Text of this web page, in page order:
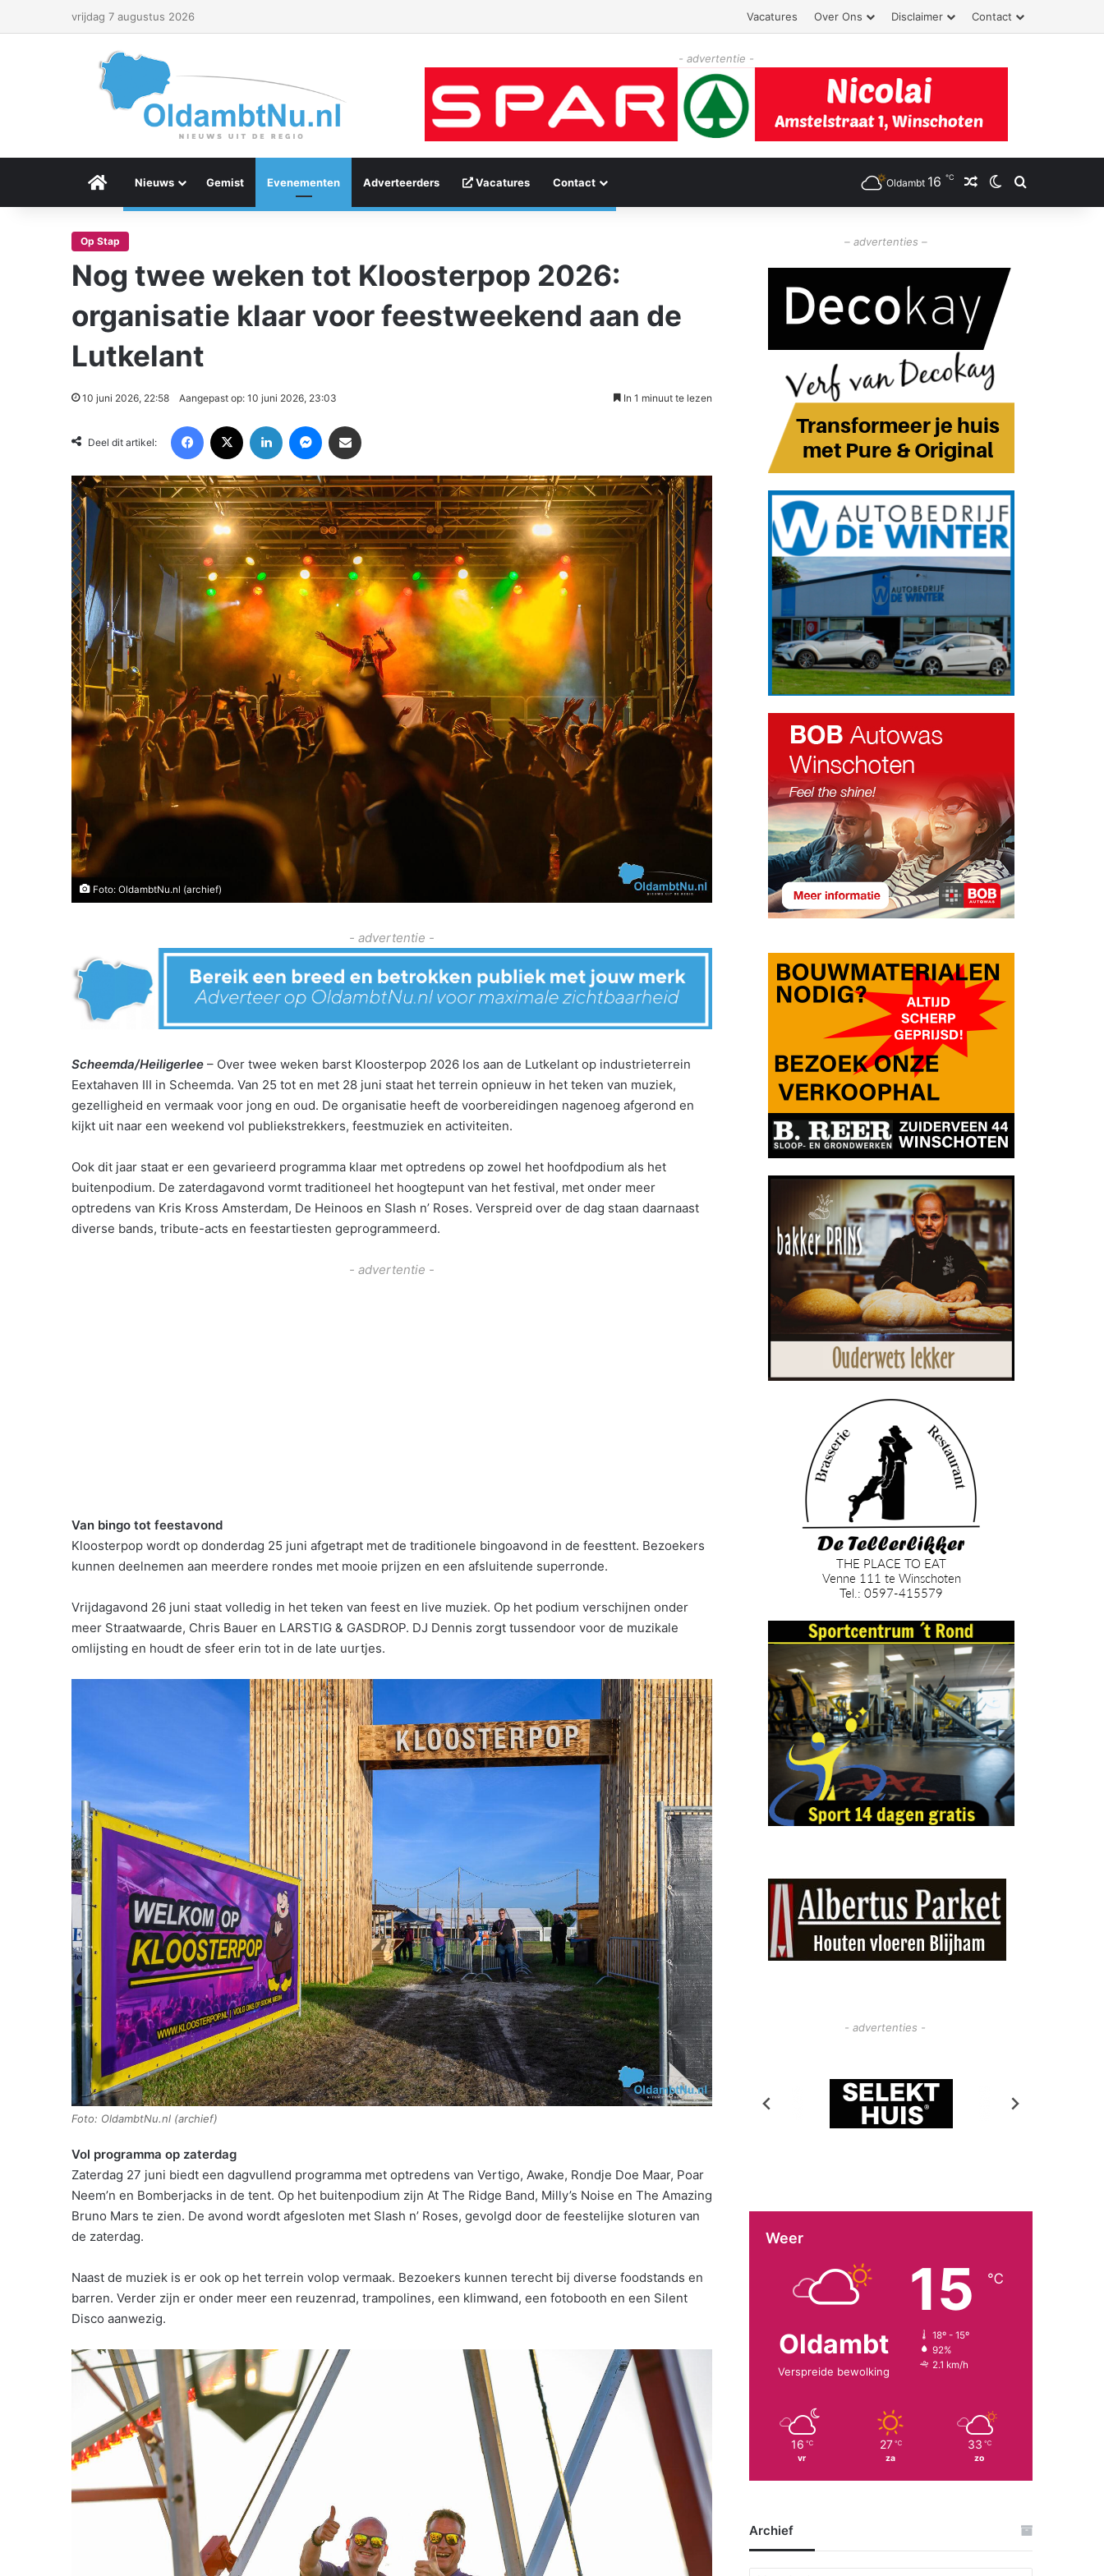
vrijdag 7 augustus 2026 Vacatures Over Ons Disclaimer Contact
- advertentie -
Menu Item
Nieuws Gemist Evenementen Adverteerders Vacatures Contact Oldambt 16 ℃ Willekeurig artikel
Switch skin
Zoeken
Op Stap
Nog twee weken tot Kloosterpop 2026:
organisatie klaar voor feestweekend aan de
Lutkelant
10 juni 2026, 22:58 Aangepast op: 10 juni 2026, 23:03 In 1 minuut te lezen
Deel dit artikel:
Foto: OldambtNu.nl (archief)
- advertentie -
Scheemda/Heiligerlee – Over twee weken barst Kloosterpop 2026 los aan de Lutkelant op industrieterrein
Eextahaven III in Scheemda. Van 25 tot en met 28 juni staat het terrein opnieuw in het teken van muziek,
gezelligheid en vermaak voor jong en oud. De organisatie heeft de voorbereidingen nagenoeg afgerond en
kijkt uit naar een weekend vol publiekstrekkers, feestmuziek en activiteiten.
Ook dit jaar staat er een gevarieerd programma klaar met optredens op zowel het hoofdpodium als het
buitenpodium. De zaterdagavond vormt traditioneel het hoogtepunt van het festival, met onder meer
optredens van Kris Kross Amsterdam, De Heinoos en Slash n’ Roses. Verspreid over de dag staan daarnaast
diverse bands, tribute-acts en feestartiesten geprogrammeerd.
- advertentie -
Van bingo tot feestavond
Kloosterpop wordt op donderdag 25 juni afgetrapt met de traditionele bingoavond in de feesttent. Bezoekers
kunnen deelnemen aan meerdere rondes met mooie prijzen en een afsluitende superronde.
Vrijdagavond 26 juni staat volledig in het teken van feest en live muziek. Op het podium verschijnen onder
meer Straatwaarde, Chris Bauer en LARSTIG & GASDROP. DJ Dennis zorgt tussendoor voor de muzikale
omlijsting en houdt de sfeer erin tot in de late uurtjes.
Foto: OldambtNu.nl (archief)
Vol programma op zaterdag
Zaterdag 27 juni biedt een dagvullend programma met optredens van Vertigo, Awake, Rondje Doe Maar, Poar
Neem’n en Bomberjacks in de tent. Op het buitenpodium zijn At The Ridge Band, Milly’s Noise en The Amazing
Bruno Mars te zien. De avond wordt afgesloten met Slash n’ Roses, gevolgd door de feestelijke sloturen van
de zaterdag.
Naast de muziek is er ook op het terrein volop vermaak. Bezoekers kunnen terecht bij diverse foodstands en
barren. Verder zijn er onder meer een reuzenrad, trampolines, een klimwand, een fotobooth en een Silent
Disco aanwezig.
– advertenties –
- advertenties -
Weer
Oldambt
Verspreide bewolking
15 ℃
18º - 15º
92%
2.1 km/h
16 ℃
vr
27 ℃
za
33 ℃
zo
Archief